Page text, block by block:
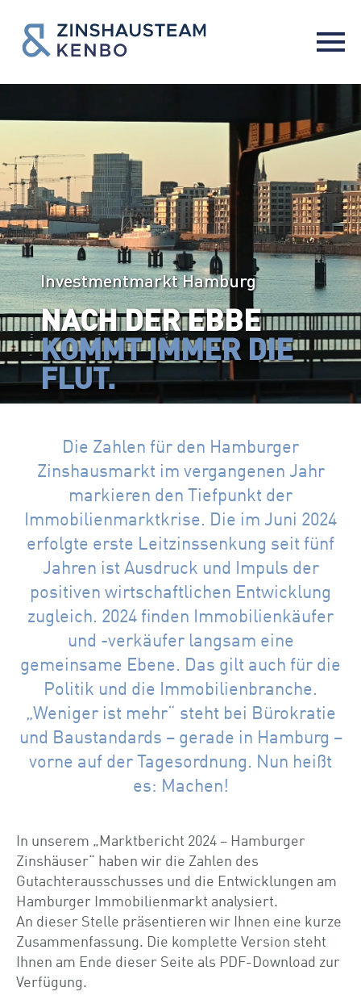
Investmentmarkt Hamburg
NACH DER EBBE
KOMMT IMMER DIE
FLUT.
Die Zahlen für den Hamburger
Zinshausmarkt im vergangenen Jahr
markieren den Tiefpunkt der
Immobilienmarktkrise. Die im Juni 2024
erfolgte erste Leitzinssenkung seit fünf
Jahren ist Ausdruck und Impuls der
positiven wirtschaftlichen Entwicklung
zugleich. 2024 finden Immobilienkäufer
und -verkäufer langsam eine
gemeinsame Ebene. Das gilt auch für die
Politik und die Immobilienbranche.
„Weniger ist mehr“ steht bei Bürokratie
und Baustandards – gerade in Hamburg –
vorne auf der Tagesordnung. Nun heißt
es: Machen!
In unserem „Marktbericht 2024 – Hamburger
Zinshäuser“ haben wir die Zahlen des
Gutachterausschusses und die Entwicklungen am
Hamburger Immobilienmarkt analysiert.
An dieser Stelle präsentieren wir Ihnen eine kurze
Zusammenfassung. Die komplette Version steht
Ihnen am Ende dieser Seite als PDF-Download zur
Verfügung.